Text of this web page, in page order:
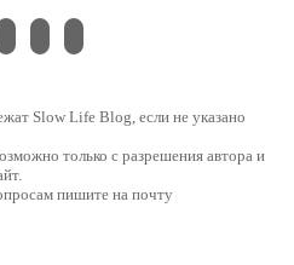
pinterestbloglovin
Slow Life Blog, если не указано
только с разрешения автора и
пишите на почту